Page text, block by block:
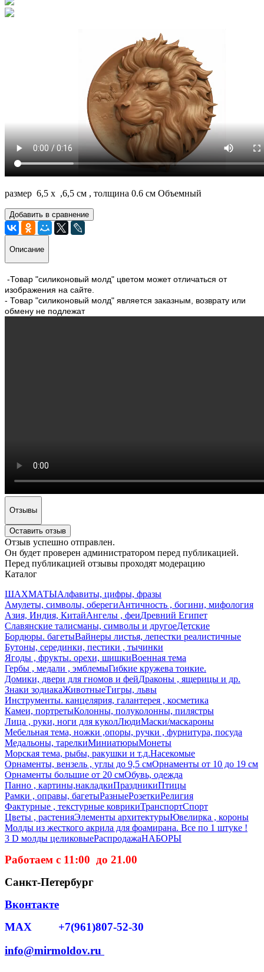
размер 6,5 х ,6,5 см , толщина 0.6 см Объемный
Добавить в сравнение
Описание
-Товар "силиконовый молд" цветом может отличаться от
изображения на сайте.
- Товар "силиконовый молд" является заказным, возврату или
обмену не подлежат
Отзывы
Оставить отзыв
Отзыв успешно отправлен.
Он будет проверен администратором перед публикацией.
Перед публикацией отзывы проходят модерацию
Каталог
ШАХМАТЫАлфавиты, цифры, фразы
Амулеты, символы, оберегиАнтичность , богини, мифология
Азия, Индия, КитайАнгелы , феиДревний Египет
Славянские талисманы, символы и другоеДетские
Бордюры. багетыВайнеры листья, лепестки реалистичные
Бутоны, серединки, пестики , тычинки
Ягоды , фрукты. орехи, шишкиВоенная тема
Гербы , медали , эмблемыГибкие кружева тонкие.
Домики, двери для гномов и фейДраконы , ящерицы и др.
Знаки зодиакаЖивотныеТигры, львы
Инструменты. канцелярия, галантерея , косметика
Камеи, портретыКолонны, полуколонны, пилястры
Лица , руки, ноги для куколЛюдиМаски/маскароны
Мебельная тема, ножки ,опоры, ручки , фурнитура, посуда
Медальоны, тарелкиМиниатюрыМонеты
Морская тема, рыбы, ракушки и т.д.Насекомые
Орнаменты, вензель , углы до 9,5 смОрнаменты от 10 до 19 см
Орнаменты большие от 20 смОбувь, одежда
Панно , картины,накладкиПраздникиПтицы
Рамки , оправы, багетыРазныеРозеткиРелигия
Фактурные , текстурные коврикиТранспортСпорт
Цветы , растенияЭлементы архитектурыЮвелирка , короны
Молды из жесткого акрила для фоамирана. Все по 1 штуке !
3 D молды целиковыеРаспродажаНАБОРЫ
Работаем с 11:00 до 21.00
Санкт-Петербург
Вконтакте
MAX +7(961)807-52-30
info@mirmoldov.ru